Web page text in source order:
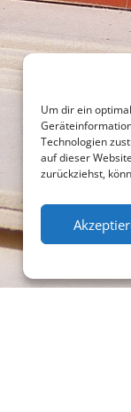
Um dir ein
Technologien
auf dieser
zurückziehst,